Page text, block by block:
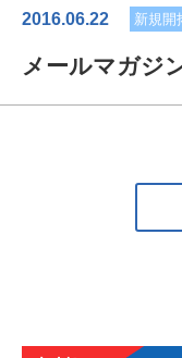
2016.06.22 新規開
メールマガジ